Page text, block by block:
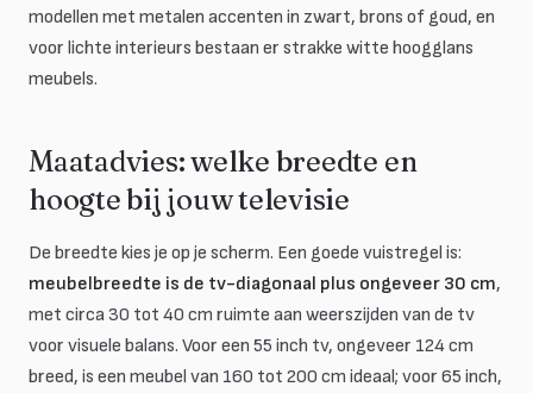
modellen met metalen accenten in zwart, brons of goud, en
voor lichte interieurs bestaan er strakke witte hoogglans
meubels.
Maatadvies: welke breedte en
hoogte bij jouw televisie
De breedte kies je op je scherm. Een goede vuistregel is:
meubelbreedte is de tv-diagonaal plus ongeveer 30 cm,
met circa 30 tot 40 cm ruimte aan weerszijden van de tv
voor visuele balans. Voor een 55 inch tv, ongeveer 124 cm
breed, is een meubel van 160 tot 200 cm ideaal; voor 65 inch,